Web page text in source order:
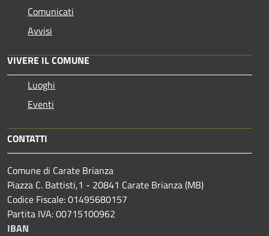
Comunicati
Avvisi
VIVERE IL COMUNE
Luoghi
Eventi
CONTATTI
Comune di Carate Brianza
Piazza C. Battisti,1 - 20841 Carate Brianza (MB)
Codice Fiscale: 01495680157
Partita IVA: 00715100962
IBAN